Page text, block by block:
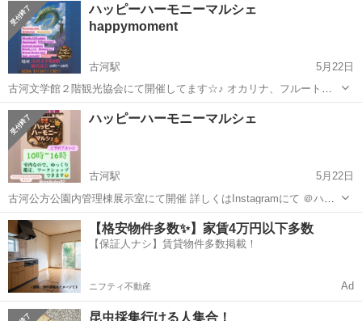
ハッピーハーモニーマルシェ
happymoment
古河駅
5月22日
古河文学館２階観光協会にて開催してます☆♪ オカリナ、フルート、
その他占い、マッサージ、ハンドメイド、ワークショップ、野菜の販
売などなど🥬 癒しの空間、そしてご縁を繋ぐ☺️ 一緒にどうでしょう？
詳しくはInstagr...
茨城 古河市 古河駅
ハッピーハーモニーマルシェ
古河駅
5月22日
古河公方公園内管理棟展示室にて開催 詳しくはInstagramにて ＠ハッ
ピーハーモニーマルシェ 占い🔮、マッサージ、ハンドメイド、ワーク
ショップ、 ブランデーケーキ🍰販売、などなど ゆっくりのんびり学び
と癒しと緩む場所...
茨城 古河市 古河駅 その他 Instagram
【格安物件多数✨】家賃4万円以下多数
【保証人ナシ】賃貸物件多数掲載！
ニフティ不動産 Ad
昆虫採集行ける人集合！